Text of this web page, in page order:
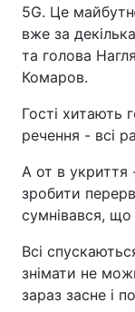
5G. Це
вже за
та голова
Комаров.
Гості хитають
речення - всі
А от в
зробити
сумнівався, що
Всі
знімати не
зараз засне і